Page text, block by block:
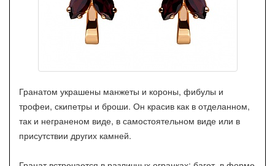
Гранатом украшены манжеты и короны, фибулы и
трофеи, скипетры и броши. Он красив как в отделанном,
так и неграненом виде, в самостоятельном виде или в
присутствии других камней.